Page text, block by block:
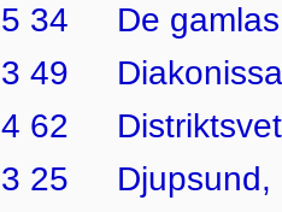
5 34 De gamlas
3 49
4 62
3 25 Djupsund,